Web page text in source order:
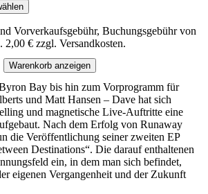
Vorverkaufsgebühr, Buchungsgebühr von
2,00 € zzgl. Versandkosten.
Warenkorb anzeigen
Bay bis hin zum Vorprogramm für
und Matt Hansen – Dave hat sich
und magnetische Live-Auftritte eine
Nach dem Erfolg von Runaway
die Veröffentlichung seiner zweiten EP
Destinations“. Die darauf enthaltenen
ein, in dem man sich befindet,
eigenen Vergangenheit und der Zukunft